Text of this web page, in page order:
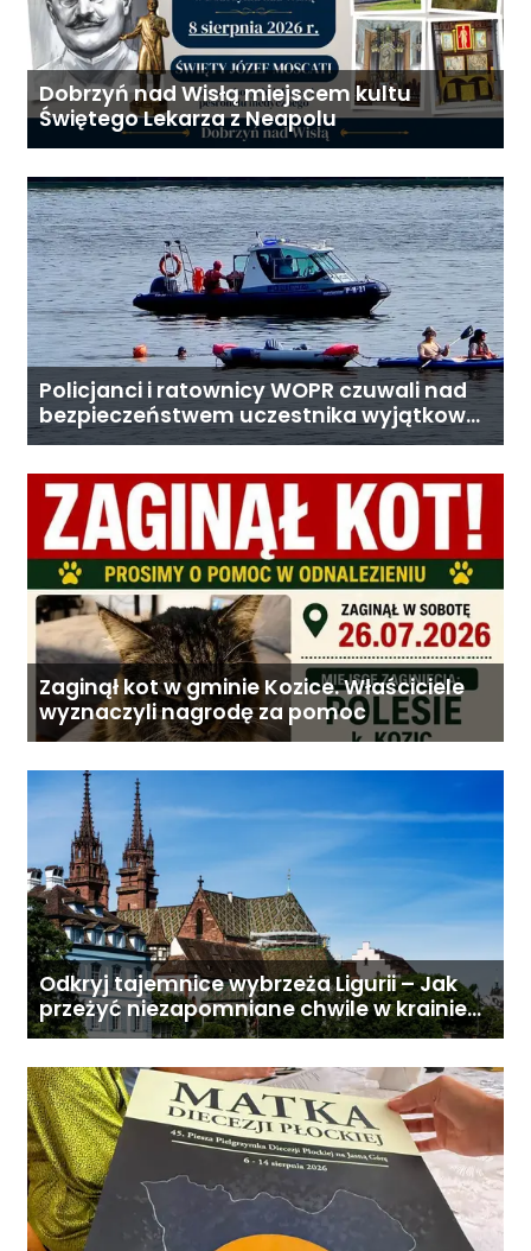
Dobrzyń nad Wisłą miejscem kultu
Świętego Lekarza z Neapolu
Policjanci i ratownicy WOPR czuwali nad
bezpieczeństwem uczestnika wyjątkowej
wyprawy
Zaginął kot w gminie Kozice. Właściciele
wyznaczyli nagrodę za pomoc
Odkryj tajemnice wybrzeża Ligurii – Jak
przeżyć niezapomniane chwile w krainie
pesto i słońca